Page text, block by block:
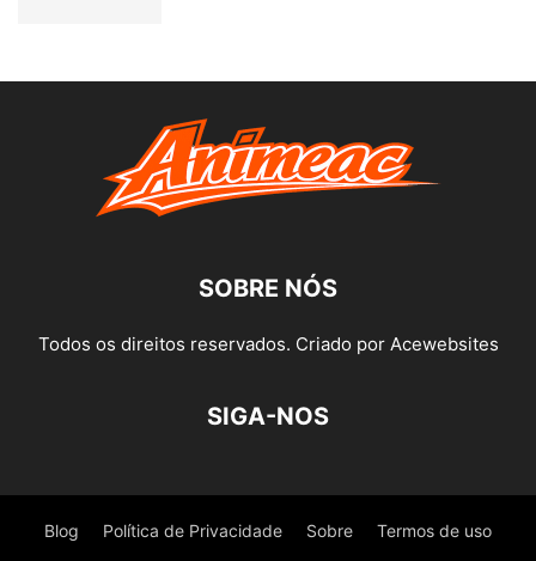
SOBRE NÓS
Todos os direitos reservados. Criado por Acewebsites
SIGA-NOS
Blog Política de Privacidade Sobre Termos de uso